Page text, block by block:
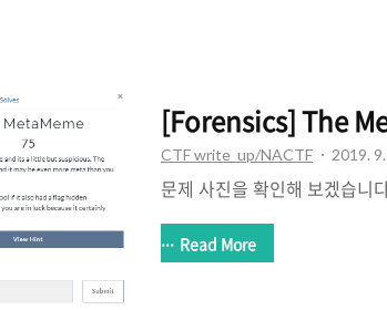
[Forensics] The
CTF write_up/NACTF 2019.
문제 사진을 확인해 보겠습
Read More